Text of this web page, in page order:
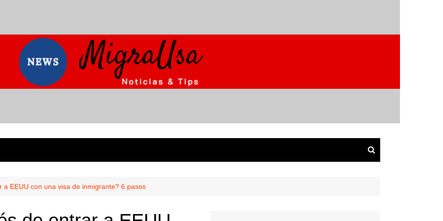
EEUU con una visa de inmigrante? 6 pasos